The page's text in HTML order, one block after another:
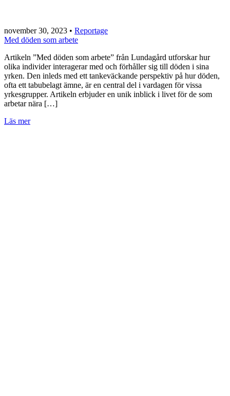
november 30, 2023 • Reportage
Med döden som arbete
Artikeln ”Med döden som arbete” från Lundagård utforskar hur
olika individer interagerar med och förhåller sig till döden i sina
yrken. Den inleds med ett tankeväckande perspektiv på hur döden,
ofta ett tabubelagt ämne, är en central del i vardagen för vissa
yrkesgrupper. Artikeln erbjuder en unik inblick i livet för de som
arbetar nära […]
Läs mer